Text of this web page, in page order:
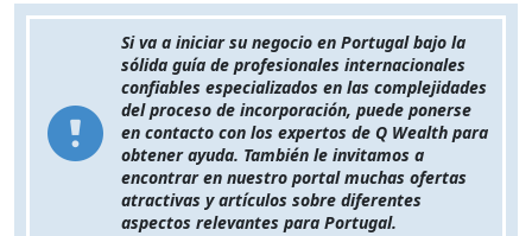
Si va a iniciar su negocio en Portugal bajo la
sólida guía de profesionales internacionales
confiables especializados en las complejidades
del proceso de incorporación, puede ponerse
en contacto con los expertos de Q Wealth para
obtener ayuda. También le invitamos a
encontrar en nuestro portal muchas ofertas
atractivas y artículos sobre diferentes
aspectos relevantes para Portugal.